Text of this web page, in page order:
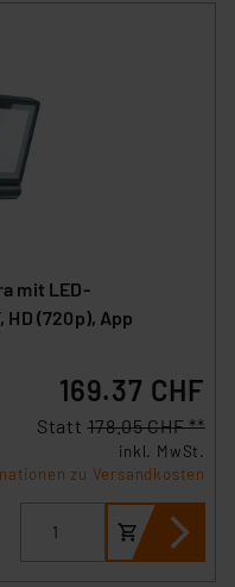
mit LED-
HD (720p), App
169.37 CHF
Statt178.05 CHF **
inkl. MwSt.
zu Versandkosten